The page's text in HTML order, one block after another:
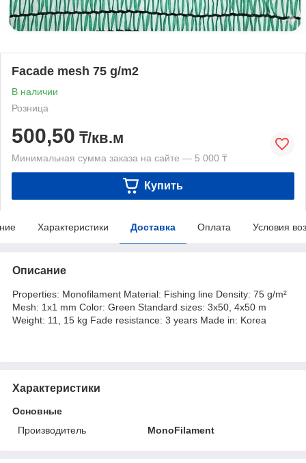
Facade mesh 75 g/m2
В наличии
Розница
500,50 ₸/кв.м
Минимальная сумма заказа на сайте — 5 000 ₸
Купить
Характеристики Доставка Оплата Условия
Описание
Properties: Monofilament Material: Fishing line Density: 75 g/m²
Mesh: 1x1 mm Color: Green Standard sizes: 3x50, 4x50 m
Weight: 11, 15 kg Fade resistance: 3 years Made in: Korea
Характеристики
Основные
Производитель
MonoFilament